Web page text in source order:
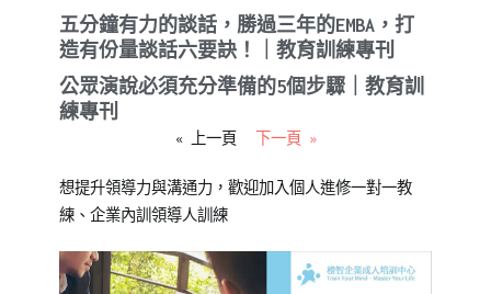
五分鐘有力的談話，勝過三年的EMBA，打
造有份量談話六要訣！｜教育訓練專刊
公眾演說必須充分準備的5個步驟｜教育訓
練專刊
« 上一頁 下一頁 »
想提升領導力與溝通力，歡迎加入個人進修一對一教
練、企業內訓領導人訓練